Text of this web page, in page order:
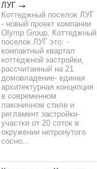
ЛУГ
Коттеджный поселок ЛУГ
- новый проект компании
Olymp Group. Коттеджный
поселок ЛУГ это: -
компактный квартал
коттеджной застройки,
рассчитанный на 21
домовладение- единая
архитектурная концепция
в современном
лаконичном стиле и
регламент застройки-
участки от 20 соток в
окружении нетронутого
сосно...